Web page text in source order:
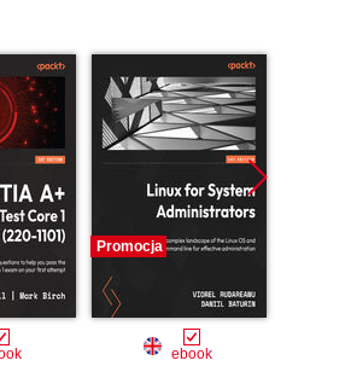
Promocja
ebook